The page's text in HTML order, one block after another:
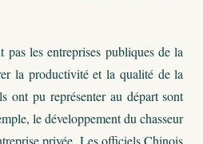
les entreprises publiques de la
la productivité et la qualité de la
ont pu représenter au départ sont
le développement du chasseur
privée. Les officiels Chinois